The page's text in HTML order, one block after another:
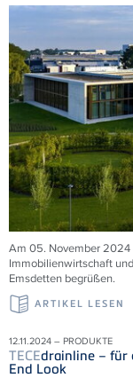
Am 05. November 2024
Immobilienwirtschaft
Emsdetten begrüßen.
ARTIKEL LESEN
12.11.2024 – PRODUKTE
TECEdrainline – für
End Look